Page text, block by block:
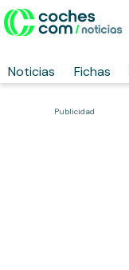
Noticias Fichas
Publicidad